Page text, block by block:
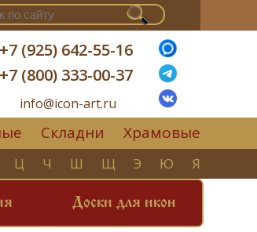
+7 (925) 642-55-16
+7 (800) 333-00-37
info@icon-art.ru
Складни Храмовые
Ц Ч Ш Щ Э Ю Я
Доски для икон